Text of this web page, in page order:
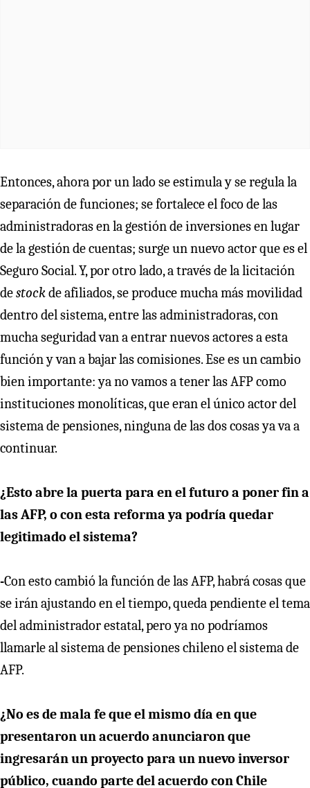
Entonces, ahora por un lado se estimula y se regula la
separación de funciones; se fortalece el foco de las
administradoras en la gestión de inversiones en lugar
de la gestión de cuentas; surge un nuevo actor que es el
Seguro Social. Y, por otro lado, a través de la licitación
destockde afiliados, se produce mucha más movilidad
dentro del sistema, entre las administradoras, con
mucha seguridad van a entrar nuevos actores a esta
función y van a bajar las comisiones. Ese es un cambio
bien importante: ya no vamos a tener las AFP como
instituciones monolíticas, que eran el único actor del
sistema de pensiones, ninguna de las dos cosas ya va a
continuar.
¿Esto abre la puerta para en el futuro a poner fin a
las AFP, o con esta reforma ya podría quedar
legitimado el sistema?
-Con esto cambió la función de las AFP, habrá cosas que
se irán ajustando en el tiempo, queda pendiente el tema
del administrador estatal, pero ya no podríamos
llamarle al sistema de pensiones chileno el sistema de
AFP.
¿No es de mala fe que el mismo día en que
presentaron un acuerdo anunciaron que
ingresarán un proyecto para un nuevo inversor
público, cuando parte del acuerdo con Chile